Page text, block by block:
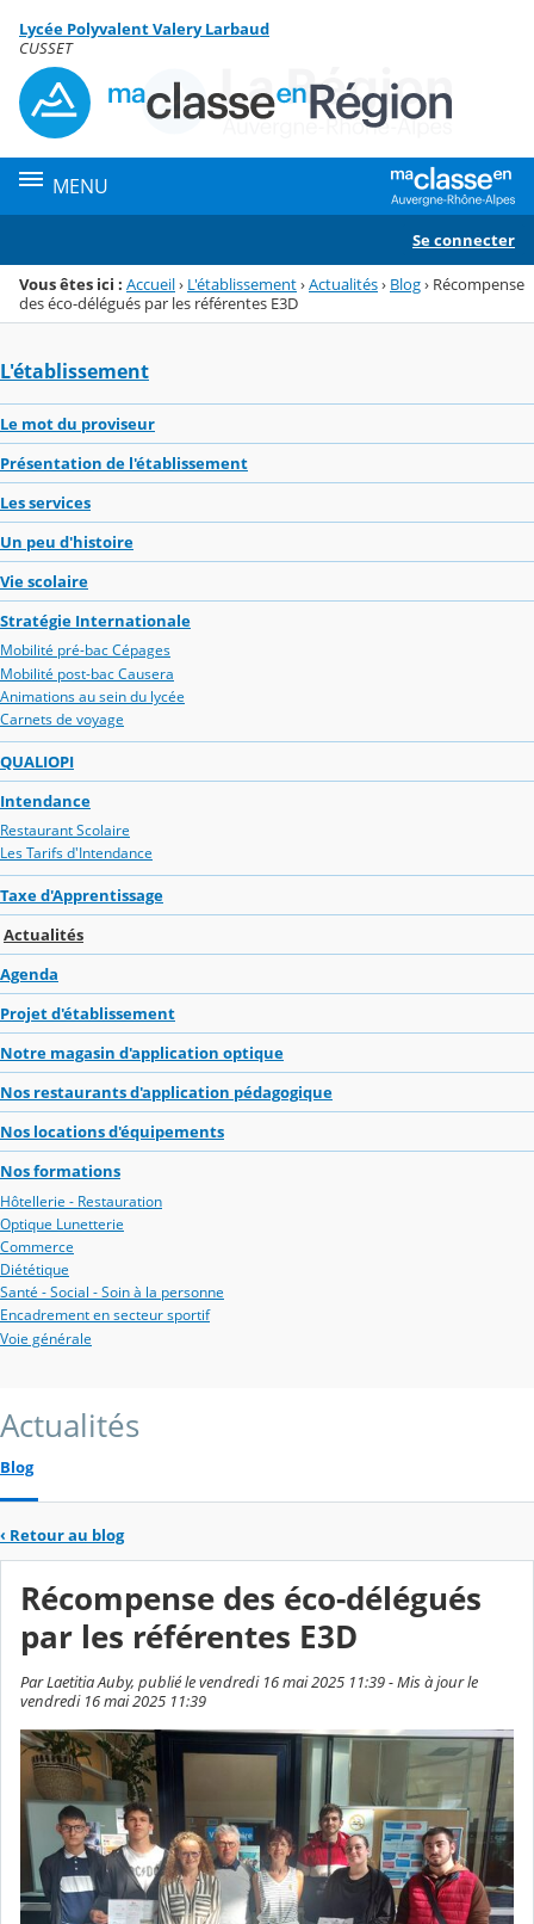
Menu de la rubrique
Contenu
Lycée Polyvalent Valery Larbaud
CUSSET
MENU
Se connecter
Vous êtes ici : Accueil› L'établissement›Actualités› Blog› Récompense
des éco-délégués par les référentes E3D
L'établissement
Le mot du proviseur
Présentation de l'établissement
Les services
Un peu d'histoire
Vie scolaire
Stratégie Internationale
Mobilité pré-bac Cépages
Mobilité post-bac Causera
Animations au sein du lycée
Carnets de voyage
QUALIOPI
Intendance
Restaurant Scolaire
Les Tarifs d'Intendance
Taxe d'Apprentissage
Actualités
Agenda
Projet d'établissement
Notre magasin d'application optique
Nos restaurants d'application pédagogique
Nos locations d'équipements
Nos formations
Hôtellerie - Restauration
Optique Lunetterie
Commerce
Diététique
Santé - Social - Soin à la personne
Encadrement en secteur sportif
Voie générale
Actualités
Blog
‹ Retour au blog
Récompense des éco-délégués
par les référentes E3D
Par Laetitia Auby, publié le vendredi 16 mai 2025 11:39 - Mis à jour le
vendredi 16 mai 2025 11:39